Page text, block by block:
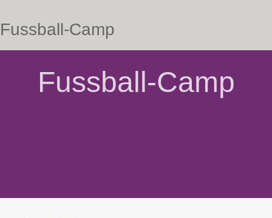
Fussball-Camp
Fussball-Camp